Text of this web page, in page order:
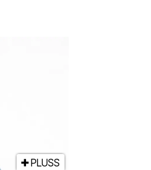
PLUSS